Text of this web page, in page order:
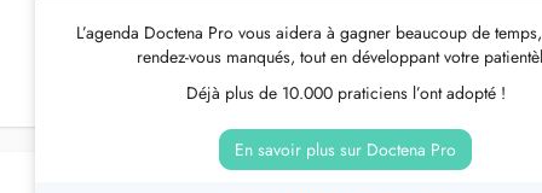
L’agenda Doctena Pro vous aidera à gagner beaucoup de
rendez-vous manqués, tout en développant votre
Déjà plus de 10.000 praticiens l’ont adopté !
En savoir plus sur Doctena Pro